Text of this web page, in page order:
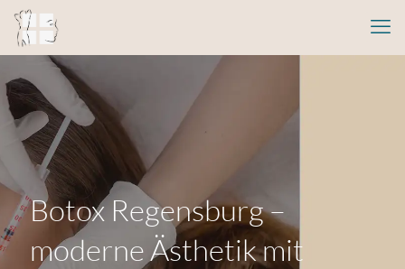
Botox Regensburg –
moderne Ästhetik mit